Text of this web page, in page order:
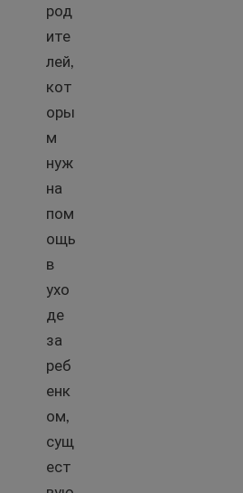
род
ите
лей,
кот
оры
м
нуж
на
пом
ощь
в
ухо
де
за
реб
енк
ом,
сущ
ест